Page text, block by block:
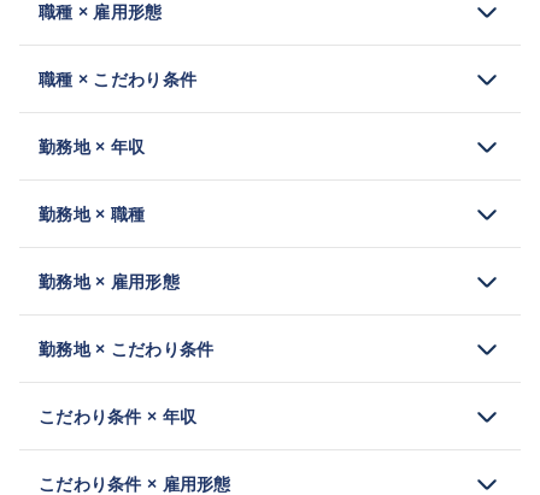
職種 × 雇用形態
職種 × こだわり条件
勤務地 × 年収
勤務地 × 職種
勤務地 × 雇用形態
勤務地 × こだわり条件
こだわり条件 × 年収
こだわり条件 × 雇用形態